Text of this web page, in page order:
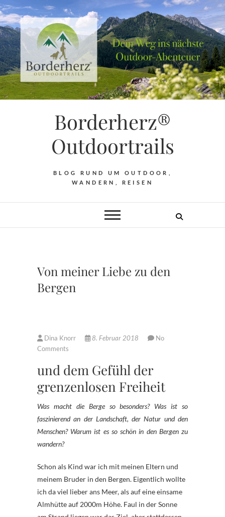
Borderherz®
Outdoortrails
BLOG RUND UM OUTDOOR,
WANDERN, REISEN
Von meiner Liebe zu den
Bergen
Dina Knorr 8. Februar 2018
No
Comments
und dem Gefühl der
grenzenlosen Freiheit
Was macht die Berge so besonders? Was ist so
faszinierend an der Landschaft, der Natur und den
Menschen? Warum ist es so schön in den Bergen zu
wandern?
Schon als Kind war ich mit meinen Eltern und
meinem Bruder in den Bergen. Eigentlich wollte
ich da viel lieber ans Meer, als auf eine einsame
Almhütte auf 2000m Höhe. Faul in der Sonne